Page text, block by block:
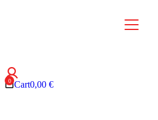
Cart0,00 €